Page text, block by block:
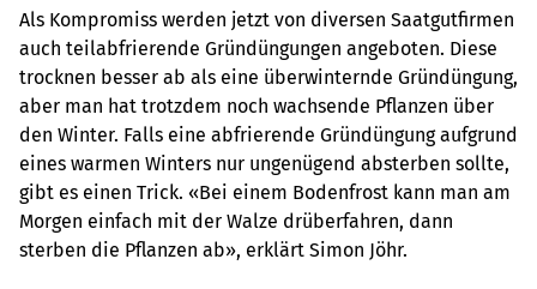
Als Kompromiss werden jetzt von diversen Saatgutfirmen
auch teilabfrierende Gründüngungen angeboten. Diese
trocknen besser ab als eine überwinternde Gründüngung,
aber man hat trotzdem noch wachsende Pflanzen über
den Winter. Falls eine abfrierende Gründüngung aufgrund
eines warmen Winters nur ungenügend absterben sollte,
gibt es einen Trick. «Bei einem Bodenfrost kann man am
Morgen einfach mit der Walze drüberfahren, dann
sterben die Pflanzen ab», erklärt Simon Jöhr.